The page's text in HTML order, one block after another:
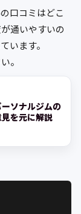
口コミはどこ
通いやすいの
います。
。
ーソナルジムの
を元に解説